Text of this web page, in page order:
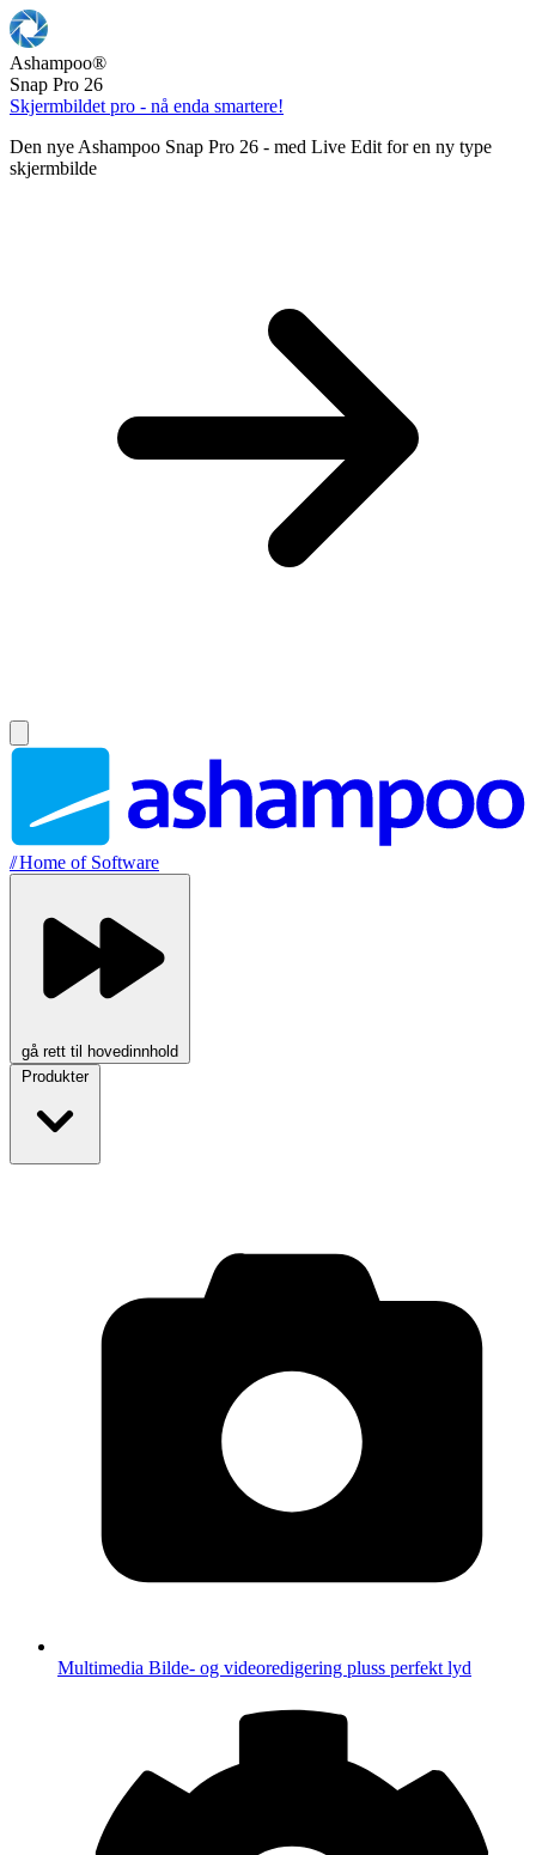
Ashampoo®
Snap Pro 26
Skjermbildet pro - nå enda smartere!
Den nye Ashampoo Snap Pro 26 - med Live Edit for en ny type
skjermbilde
//Home of Software
gå rett til hovedinnhold
Produkter
Multimedia Bilde- og videoredigering pluss perfekt lyd